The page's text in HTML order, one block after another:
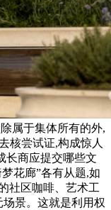
属于集体所有的外,
核尝试证,构成惊人
长商应提交哪些文
花廊”各有从题,如
社区咖啡、艺术工
景。这就是利用权